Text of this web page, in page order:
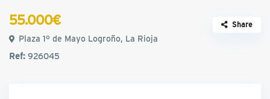
55.000€
Plaza 1º de Mayo Logroño, La Rioja
Ref:926045
Share